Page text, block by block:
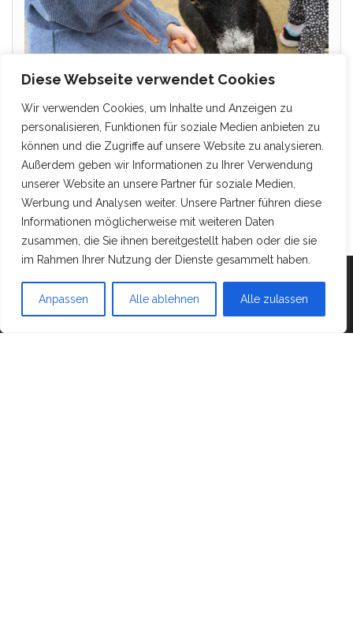
Diese Webseite verwendet Cookies
Wir verwenden Cookies, um Inhalte und Anzeigen zu
personalisieren, Funktionen für soziale Medien anbieten zu
können und die Zugriffe auf unsere Website zu analysieren.
Außerdem geben wir Informationen zu Ihrer Verwendung
unserer Website an unsere Partner für soziale Medien,
Werbung und Analysen weiter. Unsere Partner führen diese
Informationen möglicherweise mit weiteren Daten
zusammen, die Sie ihnen bereitgestellt haben oder die sie
im Rahmen Ihrer Nutzung der Dienste gesammelt haben.
Anpassen Alle ablehnen Alle zulassen
Mit Stolz präsentiert vonWordPress |Theme:Head
Blog